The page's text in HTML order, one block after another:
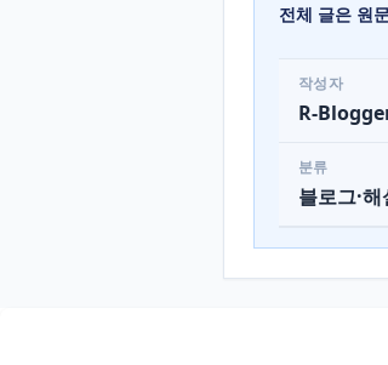
전체 글은 원
작성자
R-
분류
블로그·해